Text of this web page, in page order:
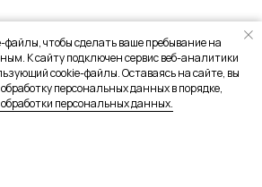
файлы, чтобы сделать ваше пребывание на
К сайту подключен сервис веб-аналитики
cookie-файлы. Оставаясь на сайте, вы
персональных данных в порядке,
персональных данных.